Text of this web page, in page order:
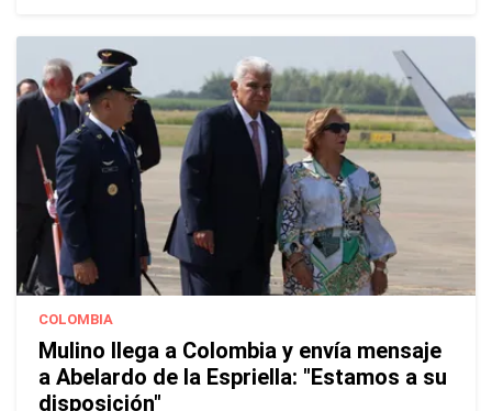
COLOMBIA
Mulino llega a Colombia y envía mensaje
a Abelardo de la Espriella: "Estamos a su
disposición"